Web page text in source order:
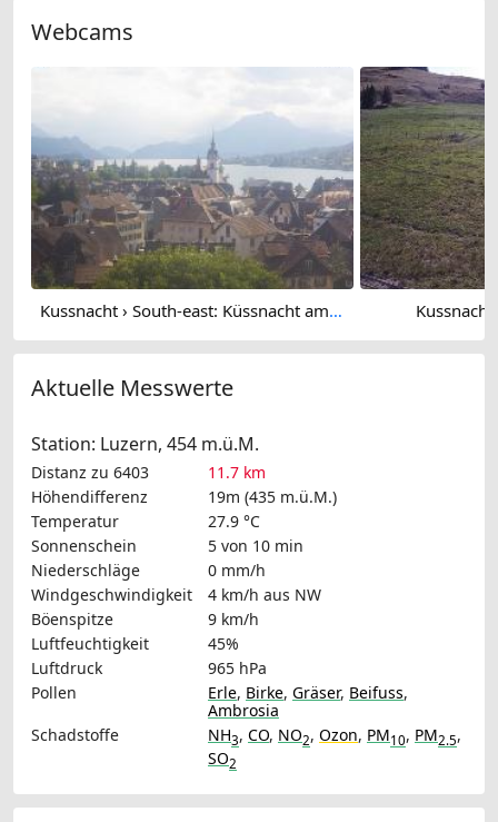
Webcams
Kussnacht › South-east: Küssnacht am Rigi - Lake Lucerne
Aktuelle Messwerte
Station: Luzern, 454 m.ü.M.
Distanz zu 6403
11.7 km
Höhendifferenz
19m (435 m.ü.M.)
Temperatur
27.9 °C
Sonnenschein
5 von 10 min
Niederschläge
0 mm/h
Windgeschwindigkeit
4 km/h aus NW
Böenspitze
9 km/h
Luftfeuchtigkeit
45%
Luftdruck
965 hPa
Pollen
Erle, Birke, Gräser, Beifuss,
Ambrosia
Schadstoffe
NH3, CO, NO2, Ozon, PM10, PM2.5,
SO2